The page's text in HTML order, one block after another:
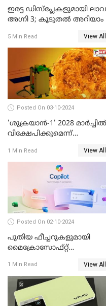
ഇരട്ട ഡിസ്‌പ്ലേകളുമായി ലാവ
അഗ്നി 3; കൂടുതൽ അറിയാം
5 Min Read View All
Posted On 03-10-2024
'ശുക്രയാന്‍-1' 2028 മാര്‍ച്ചില്‍
വിക്ഷേപിക്കുമെന്ന്
1 Min Read View All
Posted On 02-10-2024
പുതിയ ഫീച്ചറുകളുമായി
മൈക്രോസോഫ്റ്റ്
1 Min Read View All